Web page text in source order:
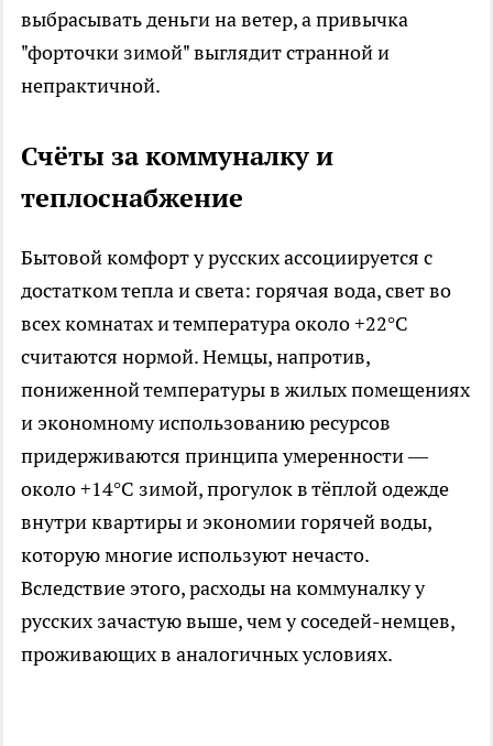
выбрасывать деньги на ветер, а привычка
"форточки зимой" выглядит странной и
непрактичной.
Счёты за коммуналку и
теплоснабжение
Бытовой комфорт у русских ассоциируется с
достатком тепла и света: горячая вода, свет во
всех комнатах и температура около +22°C
считаются нормой. Немцы, напротив,
пониженной температуры в жилых помещениях
и экономному использованию ресурсов
придерживаются принципа умеренности —
около +14°C зимой, прогулок в тёплой одежде
внутри квартиры и экономии горячей воды,
которую многие используют нечасто.
Вследствие этого, расходы на коммуналку у
русских зачастую выше, чем у соседей-немцев,
проживающих в аналогичных условиях.